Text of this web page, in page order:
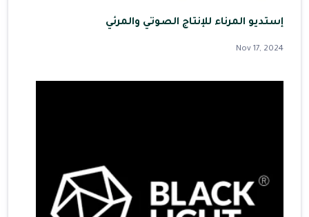
إستديو المرناء للإنتاج الصوتي والمرئي
Nov 17, 2024